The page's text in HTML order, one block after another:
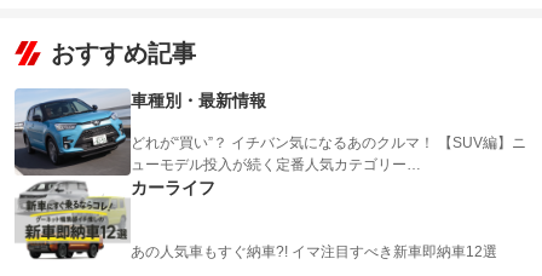
おすすめ記事
車種別・最新情報
どれが“買い”？ イチバン気になるあのクルマ！ 【SUV編】ニ
ューモデル投入が続く定番人気カテゴリー…
カーライフ
あの人気車もすぐ納車?! イマ注目すべき新車即納車12選